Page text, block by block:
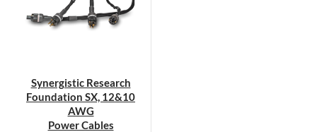
Synergistic Research
Foundation SX, 12&10
AWG
Power Cables